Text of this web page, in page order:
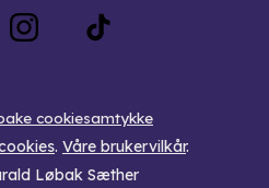
cookiesamtykke
. Våre brukervilkår.
Løbak Sæther